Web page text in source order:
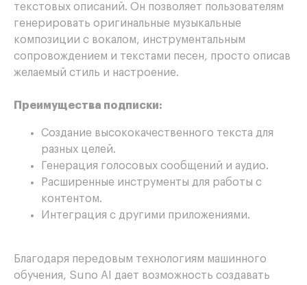
текстовых описаний. Он позволяет пользователям
генерировать оригинальные музыкальные
композиции с вокалом, инструментальным
сопровождением и текстами песен, просто описав
желаемый стиль и настроение.
Преимущества подписки:
Создание высококачественного текста для
разных целей.
Генерация голосовых сообщений и аудио.
Расширенные инструменты для работы с
контентом.
Интеграция с другими приложениями.
Благодаря передовым технологиям машинного
обучения, Suno AI дает возможность создавать